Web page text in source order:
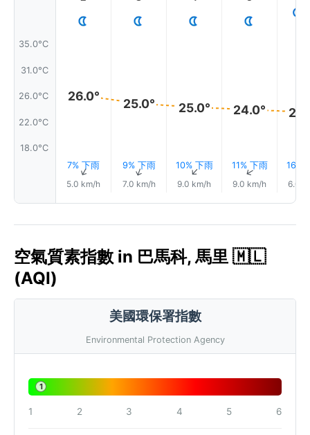
35.0°C
31.0°C
26.0°C
22.0°C
18.0°C
26.0°
7% 下雨
↑
5.0 km/h
25.0°
9% 下雨
↑
7.0 km/h
25.0°
10% 下雨
↑
9.0 km/h
24.0°
11% 下雨
↑
9.0 km/h
16%
6.0
空氣質素指數 in 巴馬科, 馬里 🇲🇱
(AQI)
美國環保署指數
Environmental Protection Agency
1
1 2 3 4 5 6